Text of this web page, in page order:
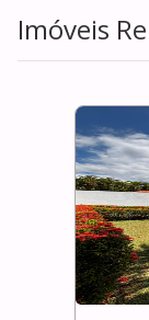
Imóveis